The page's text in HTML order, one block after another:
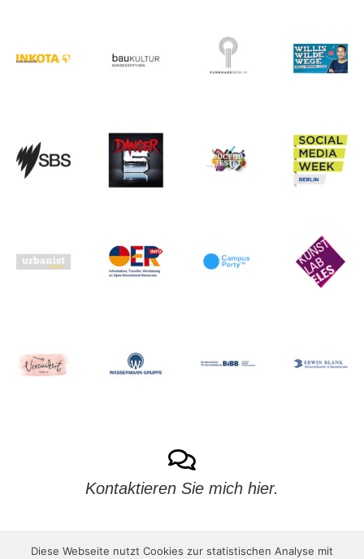
Kontaktieren Sie mich hier.
Diese Webseite nutzt Cookies zur statistischen Analyse mit